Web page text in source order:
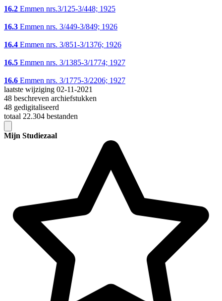
16.2 Emmen nrs.3/125-3/448; 1925
16.3 Emmen nrs. 3/449-3/849; 1926
16.4 Emmen nrs. 3/851-3/1376; 1926
16.5 Emmen nrs. 3/1385-3/1774; 1927
16.6 Emmen nrs. 3/1775-3/2206; 1927
laatste wijziging 02-11-2021
48 beschreven archiefstukken
48 gedigitaliseerd
totaal 22.304 bestanden
Mijn Studiezaal